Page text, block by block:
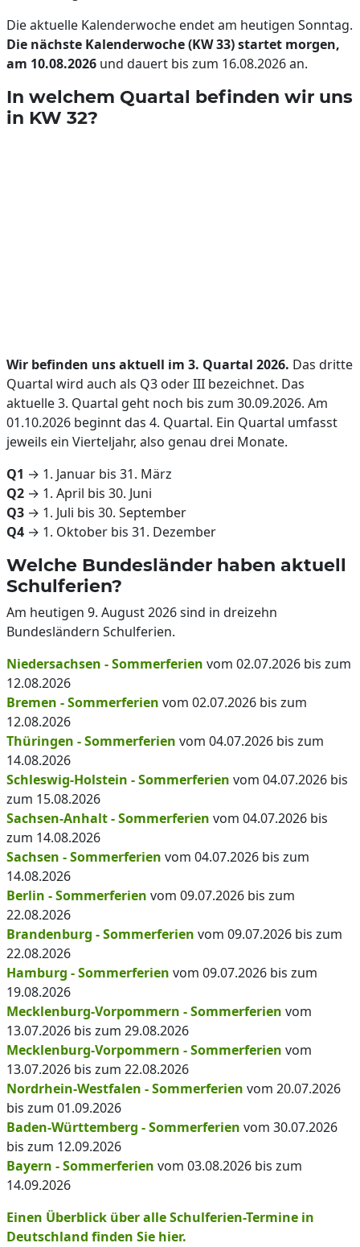
Die aktuelle Kalenderwoche endet am heutigen Sonntag.
Die nächste Kalenderwoche (KW 33) startet morgen,
am 10.08.2026 und dauert bis zum 16.08.2026 an.
In welchem Quartal befinden wir uns
in KW 32?
Wir befinden uns aktuell im 3. Quartal 2026. Das dritte
Quartal wird auch als Q3 oder III bezeichnet. Das
aktuelle 3. Quartal geht noch bis zum 30.09.2026. Am
01.10.2026 beginnt das 4. Quartal. Ein Quartal umfasst
jeweils ein Vierteljahr, also genau drei Monate.
Q1 → 1. Januar bis 31. März
Q2 → 1. April bis 30. Juni
Q3 → 1. Juli bis 30. September
Q4 → 1. Oktober bis 31. Dezember
Welche Bundesländer haben aktuell
Schulferien?
Am heutigen 9. August 2026 sind in dreizehn
Bundesländern Schulferien.
Niedersachsen - Sommerferien vom 02.07.2026 bis zum
12.08.2026
Bremen - Sommerferien vom 02.07.2026 bis zum
12.08.2026
Thüringen - Sommerferien vom 04.07.2026 bis zum
14.08.2026
Schleswig-Holstein - Sommerferien vom 04.07.2026 bis
zum 15.08.2026
Sachsen-Anhalt - Sommerferien vom 04.07.2026 bis
zum 14.08.2026
Sachsen - Sommerferien vom 04.07.2026 bis zum
14.08.2026
Berlin - Sommerferien vom 09.07.2026 bis zum
22.08.2026
Brandenburg - Sommerferien vom 09.07.2026 bis zum
22.08.2026
Hamburg - Sommerferien vom 09.07.2026 bis zum
19.08.2026
Mecklenburg-Vorpommern - Sommerferien vom
13.07.2026 bis zum 29.08.2026
Mecklenburg-Vorpommern - Sommerferien vom
13.07.2026 bis zum 22.08.2026
Nordrhein-Westfalen - Sommerferien vom 20.07.2026
bis zum 01.09.2026
Baden-Württemberg - Sommerferien vom 30.07.2026
bis zum 12.09.2026
Bayern - Sommerferien vom 03.08.2026 bis zum
14.09.2026
Einen Überblick über alle Schulferien-Termine in
Deutschland finden Sie hier.